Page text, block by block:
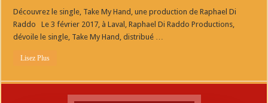
Découvrez le single, Take My Hand, une production de Raphael Di
Raddo Le 3 février 2017, à Laval, Raphael Di Raddo Productions,
dévoile le single, Take My Hand, distribué …
Lisez Plus